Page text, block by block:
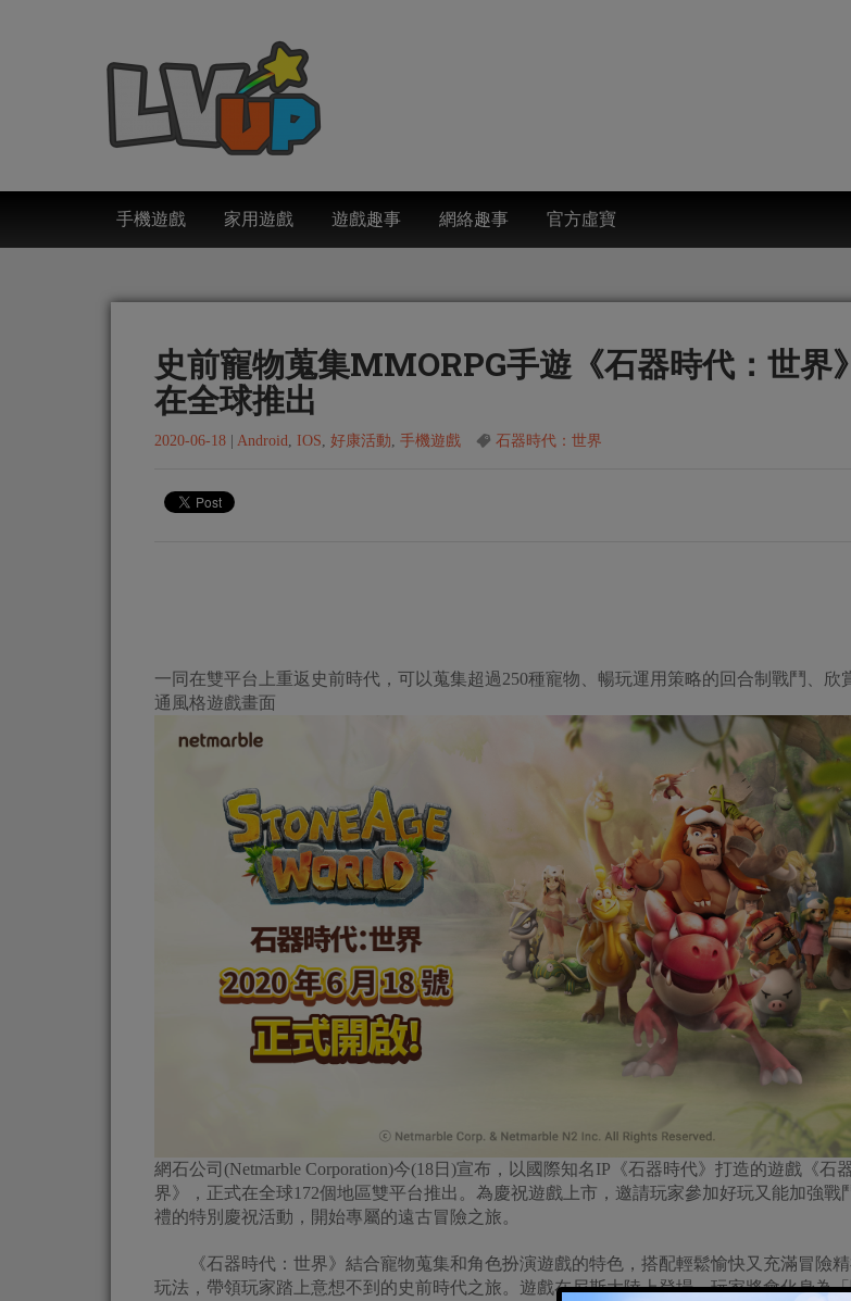
手機遊戲 家用遊戲 遊戲趣事 網絡趣事 官方虛寶
史前寵物蒐集MMORPG手遊《石器時代：世界
在全球推出
2020-06-18 Android, IOS, 好康活動, 手機遊戲 石器時代：世界
一同在雙平台上重返史前時代，可以蒐集超過250種寵物、暢玩運用策略的回合制戰鬥、欣
通風格遊戲畫面
網石公司(Netmarble Corporation)今(18日)宣布，以國際知名IP《石器時代》打造的遊戲《石
界》，正式在全球172個地區雙平台推出。為慶祝遊戲上市，邀請玩家參加好玩又能加強戰
禮的特別慶祝活動，開始專屬的遠古冒險之旅。
《石器時代：世界》結合寵物蒐集和角色扮演遊戲的特色，搭配輕鬆愉快又充滿冒險
玩法，帶領玩家踏上意想不到的史前時代之旅。遊戲在尼斯大陸上登場，玩家將會化身為「